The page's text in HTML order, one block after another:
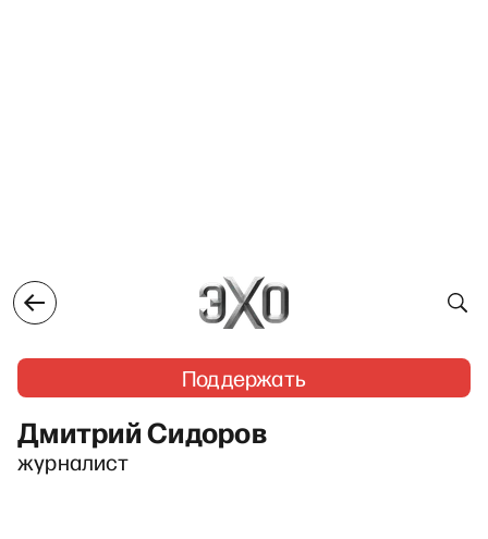
Поддержать
Дмитрий Сидоров
журналист